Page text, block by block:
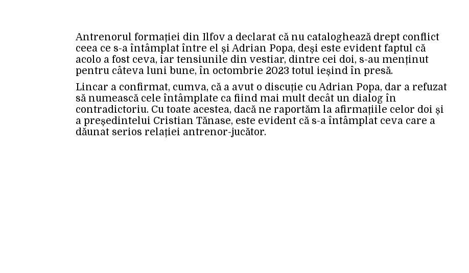
Antrenorul formației din Ilfov a declarat că nu cataloghează drept conflict
ceea ce s-a întâmplat între el și Adrian Popa, deși este evident faptul că
acolo a fost ceva, iar tensiunile din vestiar, dintre cei doi, s-au menținut
pentru câteva luni bune, în octombrie 2023 totul ieșind în presă.
Lincar a confirmat, cumva, că a avut o discuție cu Adrian Popa, dar a refuzat
să numească cele întâmplate ca fiind mai mult decât un dialog în
contradictoriu. Cu toate acestea, dacă ne raportăm la afirmațiile celor doi și
a președintelui Cristian Tănase, este evident că s-a întâmplat ceva care a
dăunat serios relației antrenor-jucător.